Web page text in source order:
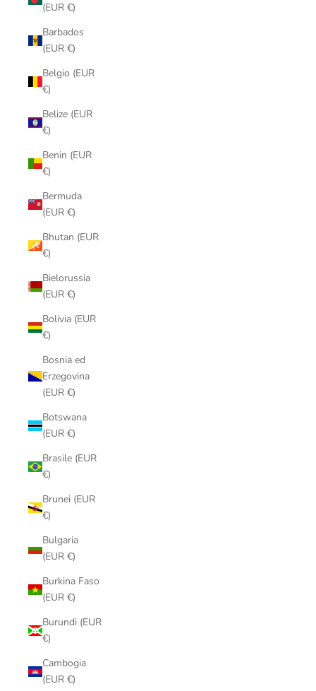
(EUR €)
Barbados
(EUR €)
Belgio (EUR
€)
Belize (EUR
€)
Benin (EUR
€)
Bermuda
(EUR €)
Bhutan (EUR
€)
Bielorussia
(EUR €)
Bolivia (EUR
€)
Bosnia ed
Erzegovina
(EUR €)
Botswana
(EUR €)
Brasile (EUR
€)
Brunei (EUR
€)
Bulgaria
(EUR €)
Burkina Faso
(EUR €)
Burundi (EUR
€)
Cambogia
(EUR €)